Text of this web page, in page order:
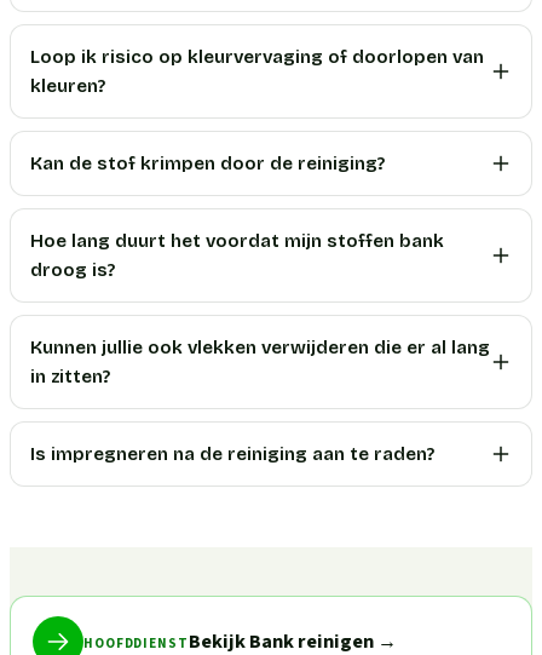
Loop ik risico op kleurvervaging of doorlopen van
kleuren?
Kan de stof krimpen door de reiniging?
Hoe lang duurt het voordat mijn stoffen bank
droog is?
Kunnen jullie ook vlekken verwijderen die er al lang
in zitten?
Is impregneren na de reiniging aan te raden?
HOOFDDIENST Bekijk Bank reinigen→